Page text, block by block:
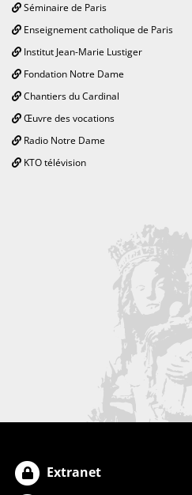
Séminaire de Paris
Enseignement catholique de Paris
Institut Jean-Marie Lustiger
Fondation Notre Dame
Chantiers du Cardinal
Œuvre des vocations
Radio Notre Dame
KTO télévision
Extranet